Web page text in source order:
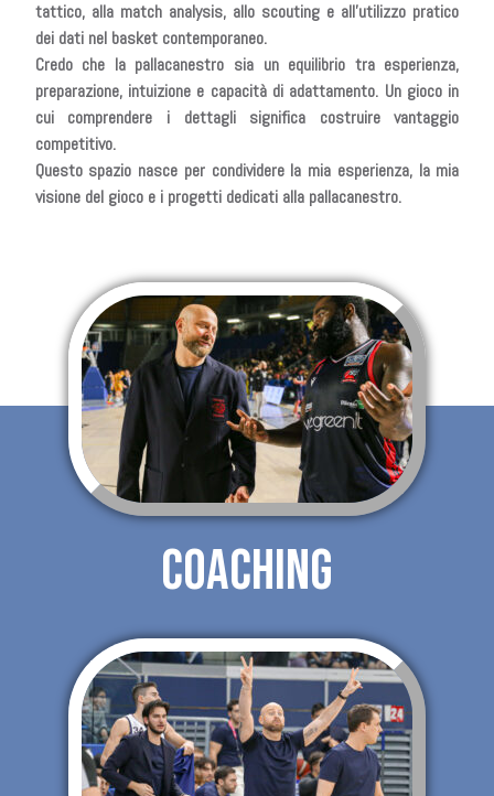
tattico, alla match analysis, allo scouting e all’utilizzo pratico
dei dati nel basket contemporaneo.
Credo che la pallacanestro sia un equilibrio tra esperienza,
preparazione, intuizione e capacità di adattamento. Un gioco in
cui comprendere i dettagli significa costruire vantaggio
competitivo.
Questo spazio nasce per condividere la mia esperienza, la mia
visione del gioco e i progetti dedicati alla pallacanestro.
COACHING